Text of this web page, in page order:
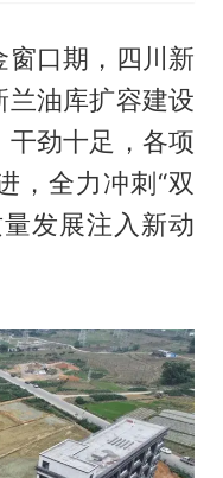
窗口期，四川新
油库扩容建设
劲十足，各项
，全力冲刺“双
发展注入新动